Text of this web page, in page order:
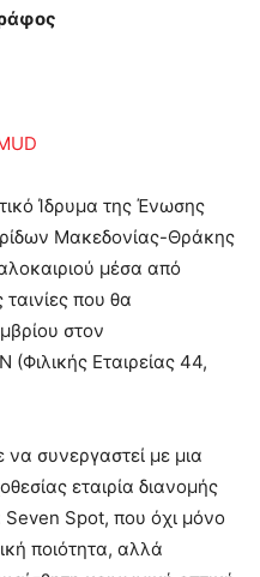
Ίδρυμα της Ένωσης
Μακεδονίας-Θράκης
μέσα από
που θα
στον
Εταιρείας 44,
συνεργαστεί με μια
εταιρία διανομής
Seven Spot, που όχι μόνο
ποιότητα, αλλά